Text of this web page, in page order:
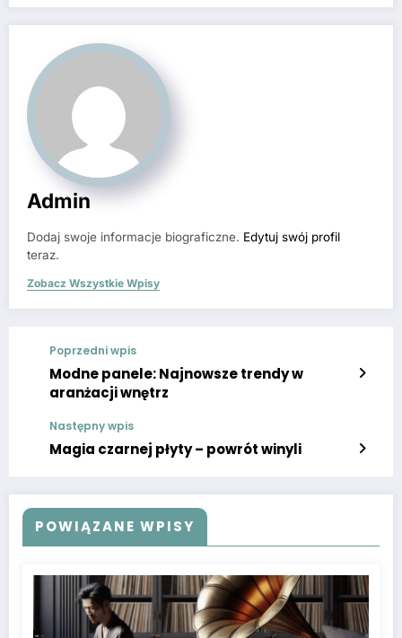
Admin
Dodaj swoje informacje biograficzne. Edytuj swój profil
teraz.
Zobacz Wszystkie Wpisy
Poprzedni wpis
Modne panele: Najnowsze trendy w
aranżacji wnętrz
Następny wpis
Magia czarnej płyty – powrót winyli
POWIĄZANE WPISY